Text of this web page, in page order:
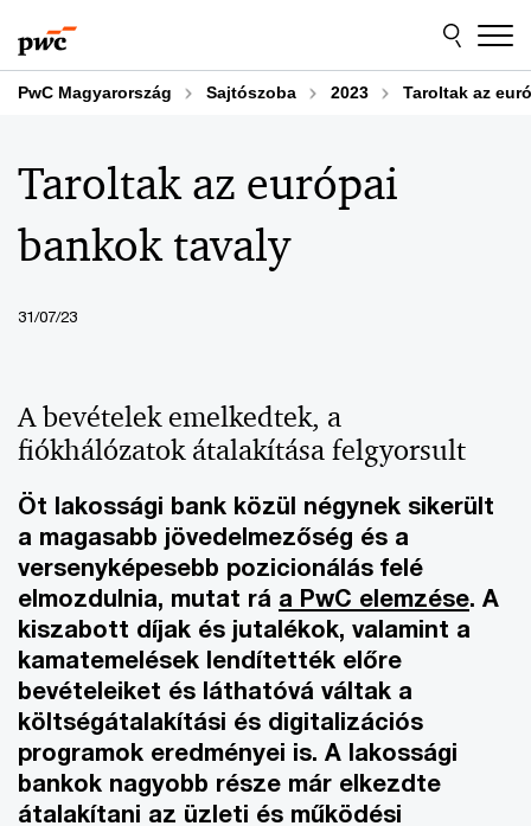
to
content
to
footer
PwC Magyarország Sajtószoba 2023 Taroltak az
Taroltak az európai
bankok tavaly
31/07/23
A bevételek emelkedtek, a
fiókhálózatok átalakítása felgyorsult
Öt lakossági bank közül négynek sikerült
a magasabb jövedelmezőség és a
versenyképesebb pozicionálás felé
elmozdulnia, mutat rá a PwC elemzése. A
kiszabott díjak és jutalékok, valamint a
kamatemelések lendítették előre
bevételeiket és láthatóvá váltak a
költségátalakítási és digitalizációs
programok eredményei is. A lakossági
bankok nagyobb része már elkezdte
átalakítani az üzleti és működési